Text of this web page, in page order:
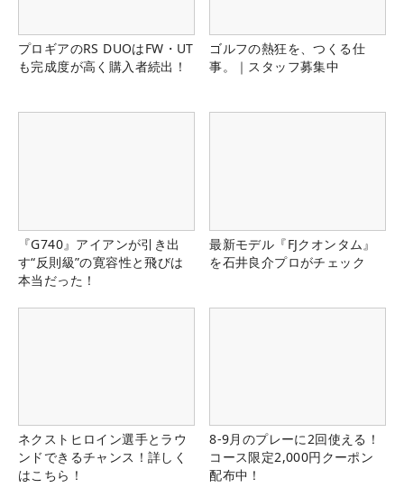
プロギアのRS DUOはFW・UT
も完成度が高く購入者続出！
ゴルフの熱狂を、つくる仕
事。｜スタッフ募集中
『G740』アイアンが引き出
す“反則級”の寛容性と飛びは
本当だった！
最新モデル『FJクオンタム』
を石井良介プロがチェック
ネクストヒロイン選手とラウ
ンドできるチャンス！詳しく
はこちら！
8-9月のプレーに2回使える！
コース限定2,000円クーポン
配布中！